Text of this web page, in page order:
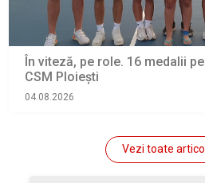
În viteză, pe role. 16 medalii
CSM Ploiești
04.08.2026
Vezi toate